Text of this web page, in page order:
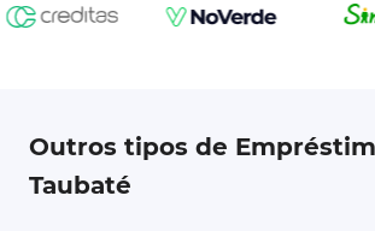
Outros tipos de
Taubaté